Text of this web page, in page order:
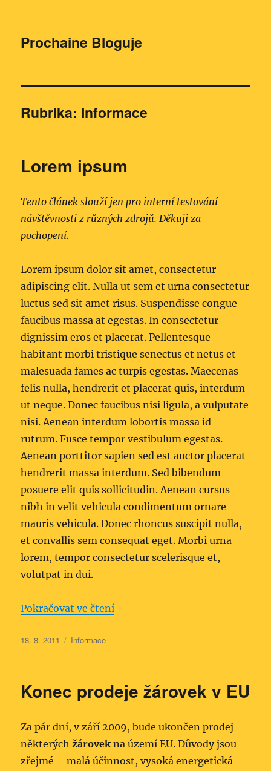
Prochaine Bloguje
Rubrika: Informace
Lorem ipsum
Tento článek slouží jen pro interní testování
návštěvnosti z různých zdrojů. Děkuji za
pochopení.
Lorem ipsum dolor sit amet, consectetur
adipiscing elit. Nulla ut sem et urna consectetur
luctus sed sit amet risus. Suspendisse congue
faucibus massa at egestas. In consectetur
dignissim eros et placerat. Pellentesque
habitant morbi tristique senectus et netus et
malesuada fames ac turpis egestas. Maecenas
felis nulla, hendrerit et placerat quis, interdum
ut neque. Donec faucibus nisi ligula, a vulputate
nisi. Aenean interdum lobortis massa id
rutrum. Fusce tempor vestibulum egestas.
Aenean porttitor sapien sed est auctor placerat
hendrerit massa interdum. Sed bibendum
posuere elit quis sollicitudin. Aenean cursus
nibh in velit vehicula condimentum ornare
mauris vehicula. Donec rhoncus suscipit nulla,
et convallis sem consequat eget. Morbi urna
lorem, tempor consectetur scelerisque et,
volutpat in dui.
Pokračovat ve čtení„Lorem ipsum“
Publikováno:
18. 8. 2011 Rubriky:
Informace
Konec prodeje žárovek v EU
Za pár dní, v září 2009, bude ukončen prodej
některýchžárovekna území EU. Důvody jsou
zřejmé – malá účinnost, vysoká energetická